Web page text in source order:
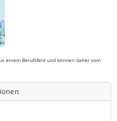
einem Berufsfeld und können daher vom